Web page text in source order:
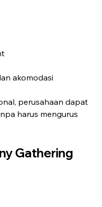
akomodasi
perusahaan dapat
harus mengurus
Gathering